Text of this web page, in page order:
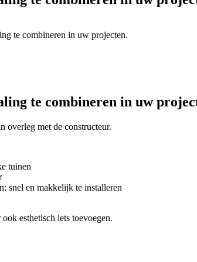
te combineren in uw projecten.
te combineren in uw
overleg met de constructeur.
tuinen
snel en makkelijk te installeren
esthetisch iets toevoegen.